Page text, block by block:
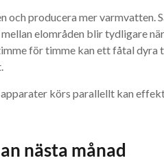
producera mer varmvatten.
elområden blir tydligare
för timme kan ett fåtal dyra
körs parallellt kan
nästa månad